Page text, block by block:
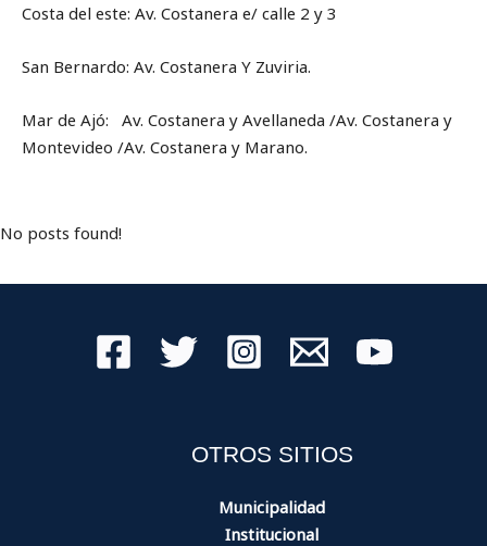
Costa del este: Av. Costanera e/ calle 2 y 3
San Bernardo: Av. Costanera Y Zuviria.
Mar de Ajó: Av. Costanera y Avellaneda /Av. Costanera y
Montevideo /Av. Costanera y Marano.
No posts found!
OTROS SITIOS
Municipalidad
Institucional